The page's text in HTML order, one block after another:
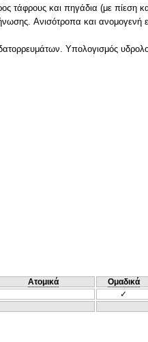
τάφρους και πηγάδια (με πίεση
Aνισότροπα και ανομογενή
Yπολογισμός
Ατομικά Ομαδικά
✓